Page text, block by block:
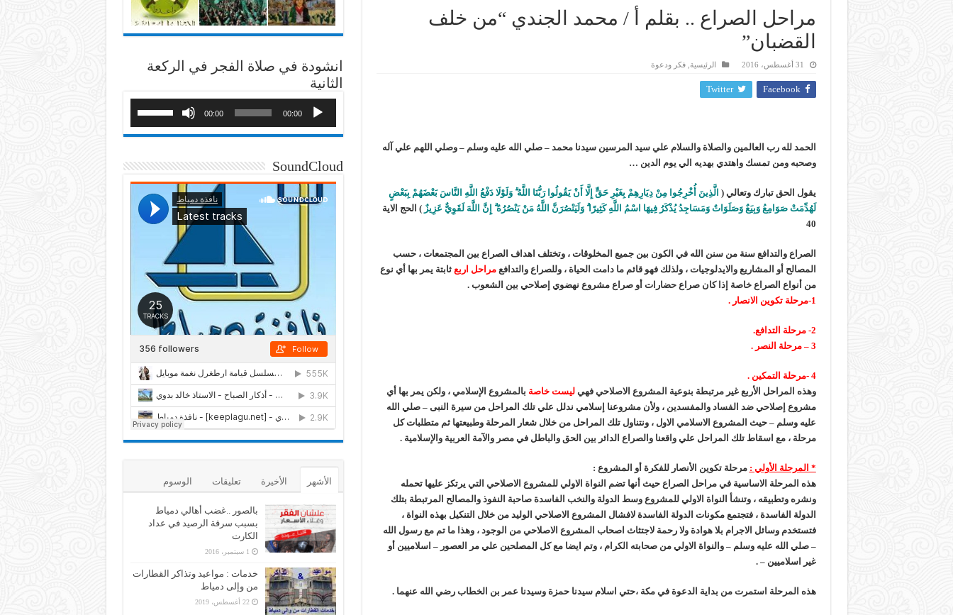
مراحل الصراع .. بقلم أ / محمد الجندي “من خلف
القضبان”
31 أغسطس، 2016 الرئيسية ,فكر ودعوة
Facebook
Twitter
الحمد لله رب العالمين والصلاة والسلام علي سيد المرسين سيدنا محمد – صلي الله عليه وسلم – وصلي اللهم علي آله
وصحبه ومن تمسك واهتدي بهديه الي يوم الدين …
يقول الحق تبارك وتعالي ( الَّذِينَ أُخْرِجُوا مِنْ دِيَارِهِمْ بِغَيْرِ حَقٍّ إِلَّا أَنْ يَقُولُوا رَبُّنَا اللَّهُ ۗ وَلَوْلَا دَفْعُ اللَّهِ النَّاسَ بَعْضَهُمْ بِبَعْضٍ
لَهُدِّمَتْ صَوَامِعُ وَبِيَعٌ وَصَلَوَاتٌ وَمَسَاجِدُ يُذْكَرُ فِيهَا اسْمُ اللَّهِ كَثِيرًا ۗ وَلَيَنْصُرَنَّ اللَّهُ مَنْ يَنْصُرُهُ ۗ إِنَّ اللَّهَ لَقَوِيٌّ عَزِيزٌ ) الحج الاية
40
الصراع والتدافع سنة من سنن الله في الكون بين جميع المخلوقات ، وتختلف اهداف الصراع بين المجتمعات ، حسب
المصالح أو المشاريع والايدلوجيات ، ولذلك فهو قائم ما دامت الحياة ، وللصراع والتدافعمراحل اربع ثابتة يمر بها أي نوع
من أنواع الصراع خاصة إذا كان صراع حضارات أو صراع مشروع نهضوي إصلاحي بين الشعوب .
1-مرحلة تكوين الانصار .
2- مرحلة التدافع.
3 – مرحلة النصر .
4 -مرحلة التمكين .
وهذه المراحل الأربع غير مرتبطة بنوعية المشروع الاصلاحي فهي ليست خاصة بالمشروع الإسلامي ، ولكن يمر بها أي
مشروع إصلاحي ضد الفساد والمفسدين ، ولأن مشروعنا إسلامي ندلل علي تلك المراحل من سيرة النبى – صلي الله
عليه وسلم – حيث المشروع الاسلامي الاول ، ونتناول تلك المراحل من خلال شعار المرحلة وطبيعتها ثم متطلبات كل
مرحلة ، مع اسقاط تلك المراحل علي واقعنا والصراع الدائر بين الحق والباطل في مصر والآمة العربية والإسلامية .
* المرحلة الأولي : مرحلة تكوين الأنصار للفكرة أو المشروع :
هذه المرحلة الاساسية في مراحل الصراع حيث أنها تضم النواة الاولي للمشروع الاصلاحي التي يرتكز عليها تحمله
ونشره وتطبيقه ، وتنشأ النواة الاولي للمشروع وسط الدولة والنخب الفاسدة صاحبة النفوذ والمصالح المرتبطة بتلك
الدولة الفاسدة ، فتجتمع مكونات الدولة الفاسدة لافشال المشروع الاصلاحي الوليد من خلال التنكيل بهذه النواة ،
فتستخدم وسائل الاجرام بلا هوادة ولا رحمة لاجتثاث اصحاب المشروع الاصلاحي من الوجود ، وهذا ما تم مع رسول الله
– صلي الله عليه وسلم – والنواة الاولي من صحابته الكرام ، وتم ايضا مع كل المصلحين علي مر العصور – اسلاميين أو
غير اسلاميين – .
هذه المرحلة استمرت من بداية الدعوة في مكة ،حتي اسلام سيدنا حمزة وسيدنا عمر بن الخطاب رضي الله عنهما .
انشودة في صلاة الفجر في الركعة
الثانية
00:00
00:00
SoundCloud
الأشهر الأخيرة تعليقات الوسوم
بالصور ..غضب أهالي دمياط
بسبب سرقة الرصيد في عداد
الكارت
1 سبتمبر، 2016
خدمات : مواعيد وتذاكر القطارات
من وإلى دمياط
22 أغسطس، 2019